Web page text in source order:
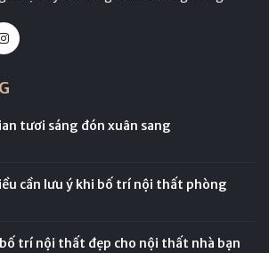
tươi sáng đón xuân sang
cần lưu ý khi bố trí nội thất phòng
bố trí nội thất đẹp cho nội thất nhà bạn